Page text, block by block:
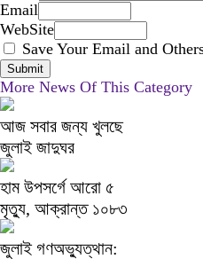
Email
WebSite
Save Your Email and
More News Of This Category
আজ সবার জন্য খুলছে
জুলাই জাদুঘর
হাম উপসর্গে আরো ৫
মৃত্যু, আক্রান্ত ১০৮৩
জুলাই গণঅভ্যুত্থান: